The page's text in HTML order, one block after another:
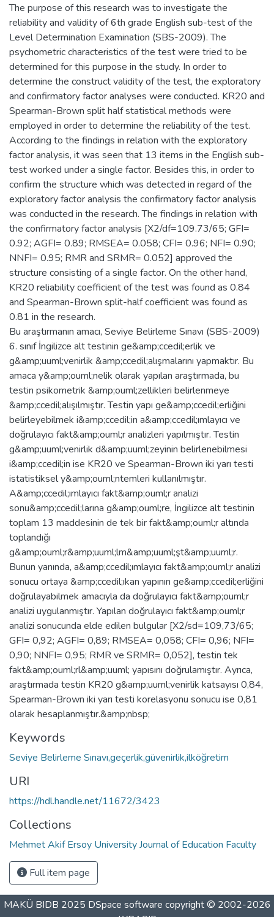
The purpose of this research was to investigate the
reliability and validity of 6th grade English sub-test of the
Level Determination Examination (SBS-2009). The
psychometric characteristics of the test were tried to be
determined for this purpose in the study. In order to
determine the construct validity of the test, the exploratory
and confirmatory factor analyses were conducted. KR20 and
Spearman-Brown split half statistical methods were
employed in order to determine the reliability of the test.
According to the findings in relation with the exploratory
factor analysis, it was seen that 13 items in the English sub-
test worked under a single factor. Besides this, in order to
confirm the structure which was detected in regard of the
exploratory factor analysis the confirmatory factor analysis
was conducted in the research. The findings in relation with
the confirmatory factor analysis [X2/df=109.73/65; GFI=
0.92; AGFI= 0.89; RMSEA= 0.058; CFI= 0.96; NFI= 0.90;
NNFI= 0.95; RMR and SRMR= 0.052] approved the
structure consisting of a single factor. On the other hand,
KR20 reliability coefficient of the test was found as 0.84
and Spearman-Brown split-half coefficient was found as
0.81 in the research.
Bu araştırmanın amacı, Seviye Belirleme Sınavı (SBS-2009)
6. sınıf İngilizce alt testinin ge&amp;ccedil;erlik ve
g&amp;uuml;venirlik &amp;ccedil;alışmalarını yapmaktır. Bu
amaca y&amp;ouml;nelik olarak yapılan araştırmada, bu
testin psikometrik &amp;ouml;zellikleri belirlenmeye
&amp;ccedil;alışılmıştır. Testin yapı ge&amp;ccedil;erliğini
belirleyebilmek i&amp;ccedil;in a&amp;ccedil;ımlayıcı ve
doğrulayıcı fakt&amp;ouml;r analizleri yapılmıştır. Testin
g&amp;uuml;venirlik d&amp;uuml;zeyinin belirlenebilmesi
i&amp;ccedil;in ise KR20 ve Spearman-Brown iki yarı testi
istatistiksel y&amp;ouml;ntemleri kullanılmıştır.
A&amp;ccedil;ımlayıcı fakt&amp;ouml;r analizi
sonu&amp;ccedil;larına g&amp;ouml;re, İngilizce alt testinin
toplam 13 maddesinin de tek bir fakt&amp;ouml;r altında
toplandığı
g&amp;ouml;r&amp;uuml;lm&amp;uuml;şt&amp;uuml;r.
Bunun yanında, a&amp;ccedil;ımlayıcı fakt&amp;ouml;r analizi
sonucu ortaya &amp;ccedil;ıkan yapının ge&amp;ccedil;erliğini
doğrulayabilmek amacıyla da doğrulayıcı fakt&amp;ouml;r
analizi uygulanmıştır. Yapılan doğrulayıcı fakt&amp;ouml;r
analizi sonucunda elde edilen bulgular [X2/sd=109,73/65;
GFI= 0,92; AGFI= 0,89; RMSEA= 0,058; CFI= 0,96; NFI=
0,90; NNFI= 0,95; RMR ve SRMR= 0,052], testin tek
fakt&amp;ouml;rl&amp;uuml; yapısını doğrulamıştır. Ayrıca,
araştırmada testin KR20 g&amp;uuml;venirlik katsayısı 0,84,
Spearman-Brown iki yarı testi korelasyonu sonucu ise 0,81
olarak hesaplanmıştır.&amp;nbsp;
Keywords
Seviye Belirleme Sınavı,geçerlik,güvenirlik,ilköğretim
URI
https://hdl.handle.net/11672/3423
Collections
Mehmet Akif Ersoy University Journal of Education Faculty
Full item page
MAKÜ BIDB 2025 DSpace software copyright © 2002-2026